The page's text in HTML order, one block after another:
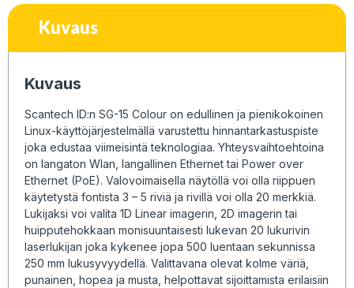
Kuvaus
Kuvaus
Scantech ID:n SG-15 Colour on edullinen ja pienikokoinen
Linux-käyttöjärjestelmällä varustettu hinnantarkastuspiste
joka edustaa viimeisintä teknologiaa. Yhteysvaihtoehtoina
on langaton Wlan, langallinen Ethernet tai Power over
Ethernet (PoE). Valovoimaisella näytöllä voi olla riippuen
käytetystä fontista 3 – 5 riviä ja rivillä voi olla 20 merkkiä.
Lukijaksi voi valita 1D Linear imagerin, 2D imagerin tai
huipputehokkaan monisuuntaisesti lukevan 20 lukurivin
laserlukijan joka kykenee jopa 500 luentaan sekunnissa
250 mm lukusyvyydellä. Valittavana olevat kolme väriä,
punainen, hopea ja musta, helpottavat sijoittamista erilaisiin